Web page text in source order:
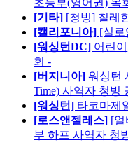
초등부(영어권) 목
[기타] [청빙] 칠레
[캘리포니아] [실로
[워싱턴DC] 어린
회 -
[버지니아] 워싱턴
Time) 사역자 청빙
[워싱턴] 타코마제
[로스앤젤레스] [얼
부 하프 사역자 청